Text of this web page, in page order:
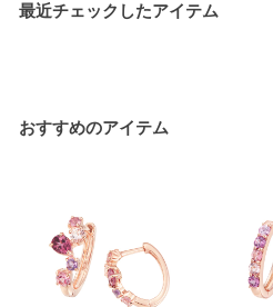
最近チェックしたアイテム
おすすめのアイテム